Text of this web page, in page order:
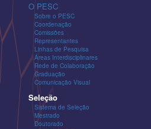
O PESC
Sobre o PESC
Coordenação
Comissões
Representantes
Linhas de Pesquisa
Áreas Interdisciplinares
Rede de Colaboração
Graduação
Comunicação Visual
Seleção
Sistema de Seleção
Mestrado
Doutorado